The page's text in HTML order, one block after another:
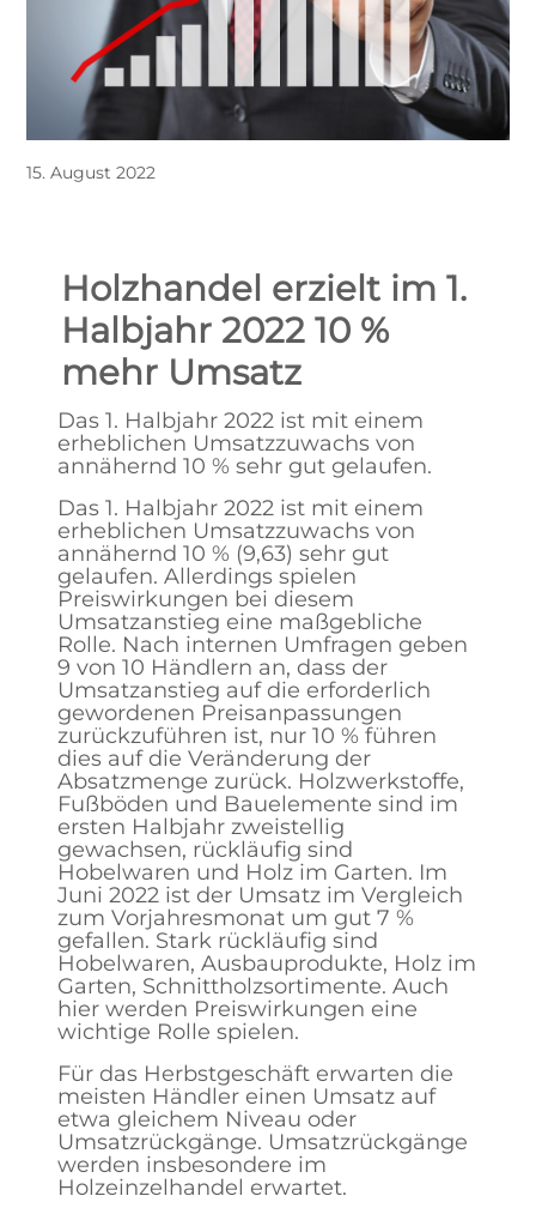
15. August 2022
Holzhandel erzielt im 1.
Halbjahr 2022 10 %
mehr Umsatz
Das 1. Halbjahr 2022 ist mit einem
erheblichen Umsatzzuwachs von
annähernd 10 % sehr gut gelaufen.
Das 1. Halbjahr 2022 ist mit einem
erheblichen Umsatzzuwachs von
annähernd 10 % (9,63) sehr gut
gelaufen. Allerdings spielen
Preiswirkungen bei diesem
Umsatzanstieg eine maßgebliche
Rolle. Nach internen Umfragen geben
9 von 10 Händlern an, dass der
Umsatzanstieg auf die erforderlich
gewordenen Preisanpassungen
zurückzuführen ist, nur 10 % führen
dies auf die Veränderung der
Absatzmenge zurück. Holzwerkstoffe,
Fußböden und Bauelemente sind im
ersten Halbjahr zweistellig
gewachsen, rückläufig sind
Hobelwaren und Holz im Garten. Im
Juni 2022 ist der Umsatz im Vergleich
zum Vorjahresmonat um gut 7 %
gefallen. Stark rückläufig sind
Hobelwaren, Ausbauprodukte, Holz im
Garten, Schnittholzsortimente. Auch
hier werden Preiswirkungen eine
wichtige Rolle spielen.
Für das Herbstgeschäft erwarten die
meisten Händler einen Umsatz auf
etwa gleichem Niveau oder
Umsatzrückgänge. Umsatzrückgänge
werden insbesondere im
Holzeinzelhandel erwartet.